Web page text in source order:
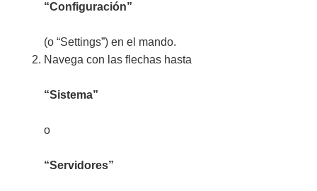
“Configuración”
(o “Settings”) en el mando.
Navega con las flechas hasta
“Sistema”
o
“Servidores”